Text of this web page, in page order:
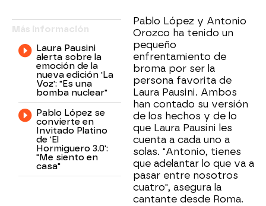
Más información
Laura Pausini
alerta sobre la
emoción de la
nueva edición 'La
Voz': "Es una
bomba nuclear"
Pablo López se
convierte en
Invitado Platino
de 'El
Hormiguero 3.0':
"Me siento en
casa"
Pablo López y Antonio
Orozco ha tenido un
pequeño
enfrentamiento de
broma por ser la
persona favorita de
Laura Pausini. Ambos
han contado su versión
de los hechos y de lo
que Laura Pausini les
cuenta a cada uno a
solas. "Antonio, tienes
que adelantar lo que va a
pasar entre nosotros
cuatro", asegura la
cantante desde Roma.